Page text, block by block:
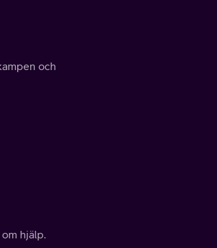
och
hjälp.